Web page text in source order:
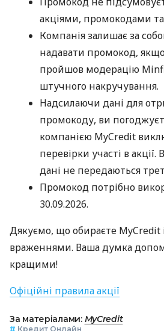
акціями, промокодами
Компанія залишає за
надавати промокод,
пройшов модерацію
штучного накручування.
Надсилаючи дані для
промокоду, ви
компанією MyCredit
перевірки участі в акції.
дані не передаються
Промокод потрібно
30.09.2026.
Дякуємо, що обираєте MyCredit
враженнями. Ваша думка
кращими!
Офіційні правила акції
За матеріалами: MyCredit
# Кредит Онлайн